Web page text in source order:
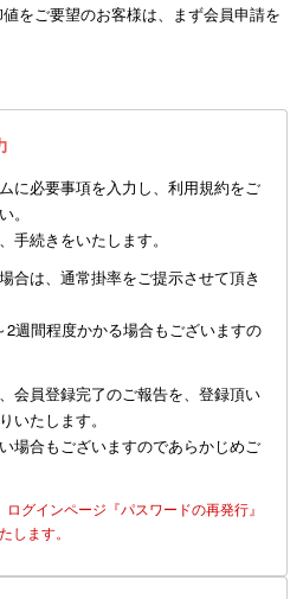
をご要望のお客様は、まず会員申請を
に必要事項を入力し、利用規約をご
。
手続きをいたします。
合は、通常掛率をご提示させて頂き
週間程度かかる場合もございますの
会員登録完了のご報告を、登録頂い
いたします。
場合もございますのであらかじめご
グインページ『パスワードの再発行』
します。